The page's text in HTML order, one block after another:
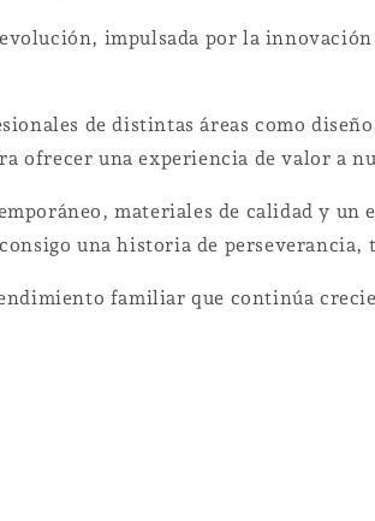
impulsada por la
de distintas áreas como
ofrecer una experiencia de valor a
materiales de calidad y un
una historia de
familiar que continúa